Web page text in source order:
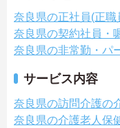
奈良県の正社員(正職
奈良県の契約社員・
奈良県の非常勤・パ
サービス内容
奈良県の訪問介護の
奈良県の介護老人保